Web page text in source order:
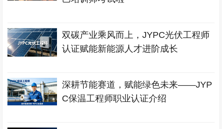
双碳产业乘风而上，JYPC光伏工程师
认证赋能新能源人才进阶成长
深耕节能赛道，赋能绿色未来——JYP
C保温工程师职业认证介绍